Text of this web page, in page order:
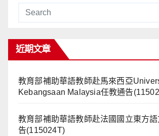
分
近期文章
教育部補助華語教師赴馬來西亞
Kebangsaan Malaysia任教通告
教育部補助華語教師赴法國國立東方
告(115024T)